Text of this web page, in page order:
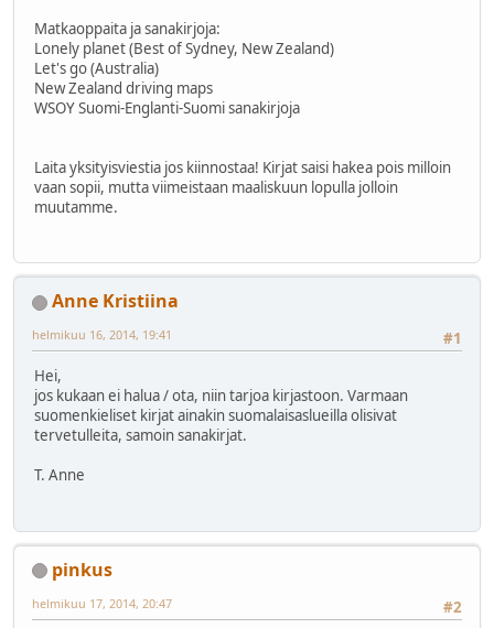
Matkaoppaita ja sanakirjoja:
Lonely planet (Best of Sydney, New Zealand)
Let's go (Australia)
New Zealand driving maps
WSOY Suomi-Englanti-Suomi sanakirjoja
Laita yksityisviestia jos kiinnostaa! Kirjat saisi hakea pois milloin
vaan sopii, mutta viimeistaan maaliskuun lopulla jolloin
muutamme.
Anne Kristiina
#1
helmikuu 16, 2014, 19:41
Hei,
jos kukaan ei halua / ota, niin tarjoa kirjastoon. Varmaan
suomenkieliset kirjat ainakin suomalaisaslueilla olisivat
tervetulleita, samoin sanakirjat.
T. Anne
pinkus
#2
helmikuu 17, 2014, 20:47